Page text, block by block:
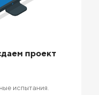
проект
испытания.